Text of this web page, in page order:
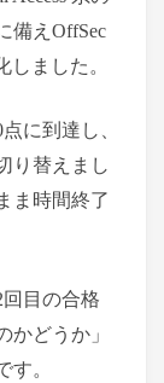
備えOffSec
しました。
に到達し、
り替えまし
ま時間終了
目の合格
かどうか」
す。